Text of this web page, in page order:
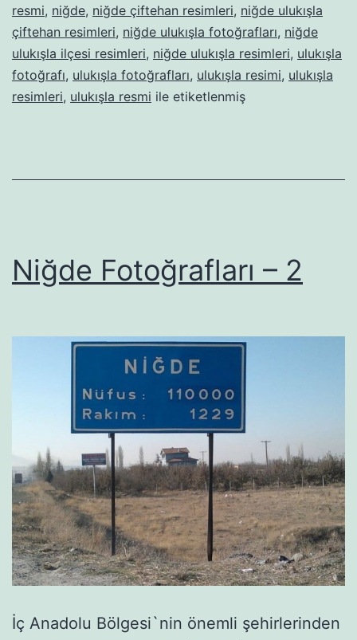
resmi, niğde, niğde çiftehan resimleri, niğde ulukışla
çiftehan resimleri, niğde ulukışla fotoğrafları, niğde
ulukışla ilçesi resimleri, niğde ulukışla resimleri, ulukışla
fotoğrafı, ulukışla fotoğrafları, ulukışla resimi, ulukışla
resimleri, ulukışla resmi ile etiketlenmiş
Niğde Fotoğrafları – 2
İç Anadolu Bölgesi`nin önemli şehirlerinden